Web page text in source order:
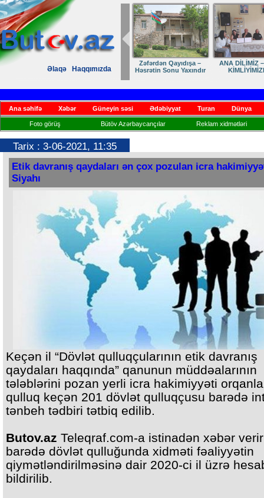
Əlaqə Haqqımızda
Zəfərdən Qayıdışa –
Həsrətin Sonu Yaxındır
ANA DİLİMİZ
Ana səhifə Xəbər Güneyin səsi Ədəbiyyat Turan Dünya
Foto görüş Bütöv Azərbaycançılar Reklam xidmətləri
Tarix : 3-06-2021, 11:35
Etik davranış qaydaları ən çox pozulan icra
Siyahı
Keçən il “Dövlət qulluqçularının etik davranış
qaydaları haqqında” qanunun müddəalarının
tələblərini pozan yerli icra hakimiyyəti
qulluq keçən 201 dövlət qulluqçusu barədə
tənbeh tədbiri tətbiq edilib.
Butov.az Teleqraf.com-a istinadən xəbər
barədə dövlət qulluğunda xidməti fəaliyyətin
qiymətləndirilməsinə dair 2020-ci il üzrə
bildirilib.